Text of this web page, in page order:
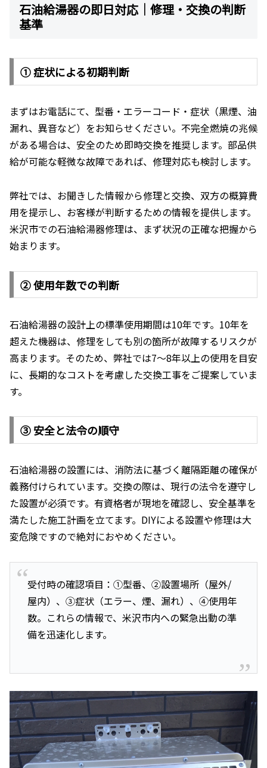
石油給湯器の即日対応｜修理・交換の判断
基準
① 症状による初期判断
まずはお電話にて、型番・エラーコード・症状（黒煙、油
漏れ、異音など）をお知らせください。不完全燃焼の兆候
がある場合は、安全のため即時交換を推奨します。部品供
給が可能な軽微な故障であれば、修理対応も検討します。
弊社では、お聞きした情報から修理と交換、双方の概算費
用を提示し、お客様が判断するための情報を提供します。
米沢市での石油給湯器修理は、まず状況の正確な把握から
始まります。
② 使用年数での判断
石油給湯器の設計上の標準使用期間は10年です。10年を
超えた機器は、修理をしても別の箇所が故障するリスクが
高まります。そのため、弊社では7～8年以上の使用を目安
に、長期的なコストを考慮した交換工事をご提案していま
す。
③ 安全と法令の順守
石油給湯器の設置には、消防法に基づく離隔距離の確保が
義務付けられています。交換の際は、現行の法令を遵守し
た設置が必須です。有資格者が現地を確認し、安全基準を
満たした施工計画を立てます。DIYによる設置や修理は大
変危険ですので絶対におやめください。
受付時の確認項目：①型番、②設置場所（屋外/
屋内）、③症状（エラー、煙、漏れ）、④使用年
数。これらの情報で、米沢市内への緊急出動の準
備を迅速化します。